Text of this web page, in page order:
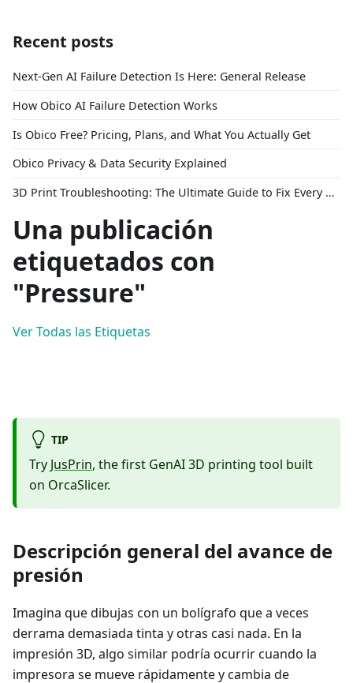
Recent posts
Next-Gen AI Failure Detection Is Here: General Release
How Obico AI Failure Detection Works
Is Obico Free? Pricing, Plans, and What You Actually Get
Obico Privacy & Data Security Explained
3D Print Troubleshooting: The Ultimate Guide to Fix Every Common Problem [2026]
Una publicación
etiquetados con
"Pressure"
Ver Todas las Etiquetas
TIP
Try JusPrin, the first GenAI 3D printing tool built
on OrcaSlicer.
Descripción general del avance de
presión
Imagina que dibujas con un bolígrafo que a veces
derrama demasiada tinta y otras casi nada. En la
impresión 3D, algo similar podría ocurrir cuando la
impresora se mueve rápidamente y cambia de